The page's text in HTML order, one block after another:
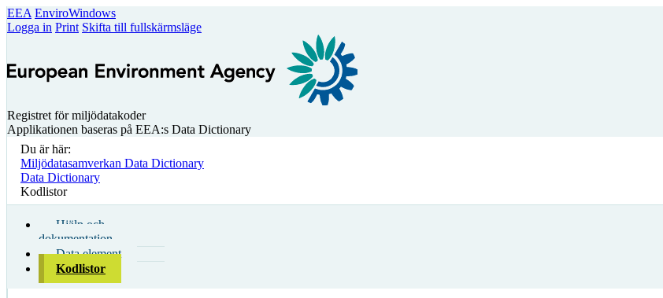
EEA EnviroWindows
Logga in Print Skifta till fullskärmsläge
Registret för miljödatakoder
Applikationen baseras på EEA:s Data Dictionary
Du är här:
Miljödatasamverkan Data Dictionary
Data Dictionary
Kodlistor
Hjälp och
dokumentation
Data element
Kodlistor